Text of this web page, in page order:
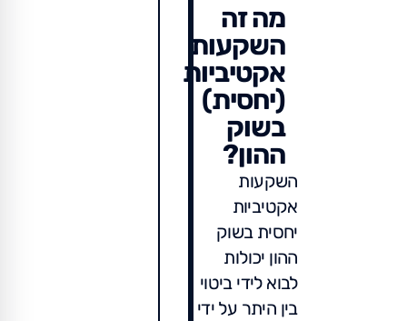
מה זה
השקעות
אקטיביות
(יחסית)
בשוק
ההון?
השקעות
אקטיביות
יחסית בשוק
ההון יכולות
לבוא לידי ביטוי
בין היתר על ידי